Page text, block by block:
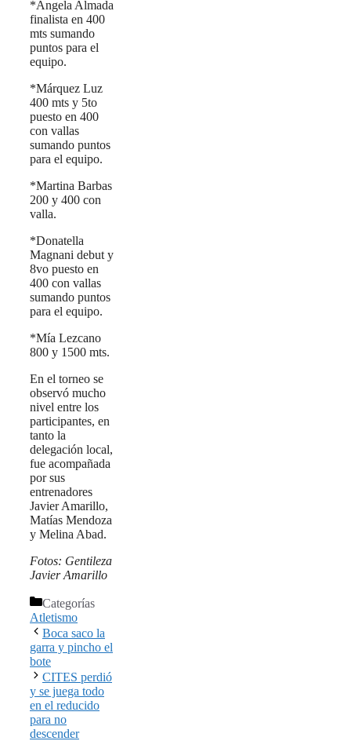
*Ángela Almada
finalista en 400
mts sumando
puntos para el
equipo.
*Márquez Luz
400 mts y 5to
puesto en 400
con vallas
sumando puntos
para el equipo.
*Martina Barbas
200 y 400 con
valla.
*Donatella
Magnani debut y
8vo puesto en
400 con vallas
sumando puntos
para el equipo.
*Mía Lezcano
800 y 1500 mts.
En el torneo se
observó mucho
nivel entre los
participantes, en
tanto la
delegación local,
fue acompañada
por sus
entrenadores
Javier Amarillo,
Matías Mendoza
y Melina Abad.
Fotos: Gentileza
Javier Amarillo
Categorías
Atletismo
Boca saco la
garra y pincho el
bote
CITES perdió
y se juega todo
en el reducido
para no
descender